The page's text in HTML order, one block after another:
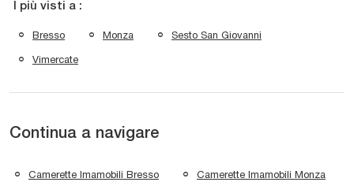
I più visti a :
Bresso Monza Sesto San Giovanni
Vimercate
Continua a navigare
Camerette Imamobili Bresso Camerette Imamobili Monza